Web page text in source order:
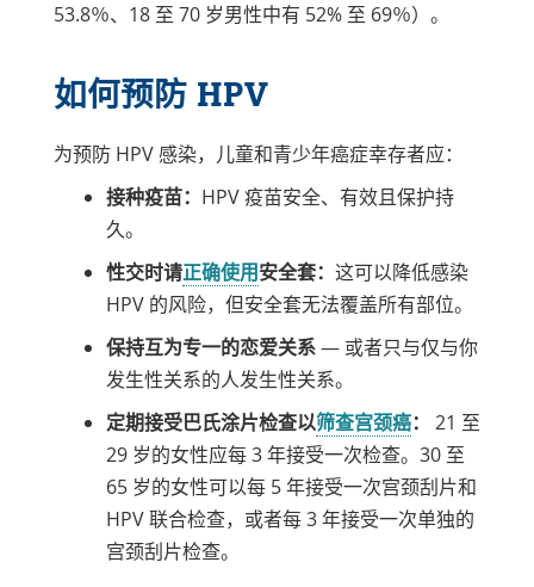
们会导致在生殖器、肛门、唇、口
6 型和 11 型引起 90% 的生殖器疣病
（气道疣）。HPV 疫苗也涵盖了这两
种类型。
53.8％、18 至 70 岁男性中有 52% 至 69％）。
如何预防 HPV
为预防 HPV 感染，儿童和青少年癌症幸存者应：
接种疫苗： HPV 疫苗安全、有效且保护持
久。
性交时请正确使用链
接
在
新
口
中
打
开
安全套： 这可以降低感染
HPV 的风险，但安全套无法覆盖所有部位。
保持互为专一的恋爱关系— 或者只与仅与你
发生性关系的人发生性关系。
定期接受巴氏涂片检查以筛查宫颈癌链
接
在
新
： 21 至
29 岁的女性应每 3 年接受一次检查。30 至
65 岁的女性可以每 5 年接受一次宫颈刮片和
HPV 联合检查，或者每 3 年接受一次单独的
宫颈刮片检查。